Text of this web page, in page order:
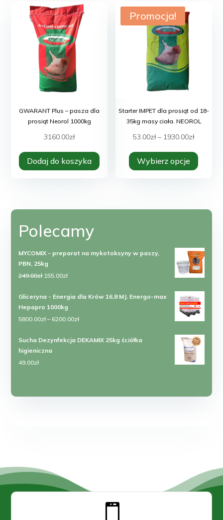
GWARANT Plus – pasza dla
prosiąt Neorol 1000kg
3160.00zł
Dodaj do koszyka
Promocja!
Starter IMPET dla prosiąt od 18-
35kg masy ciała. NEOROL
53.00zł – 1930.00złZakres
cen:
od
Wybierz opcje
Opcje
na
Polecamy
MYCOMIX - preparat na mykotoksyny w paszy,
PBN, 25kg
249.00zł Pierwotna
wynosiła:
249.00zł.
155.00złAktualna
wynosi:
155.00zł.
Gliceryna - Energia dla Krów 16,8 MJ. Energo-max
Hepapro 1000kg
5800.00zł – 6200.00złZakres
Sucha Dezynfekcja DEKAMIX 25kg ściółka
higieniczna
49.00zł
